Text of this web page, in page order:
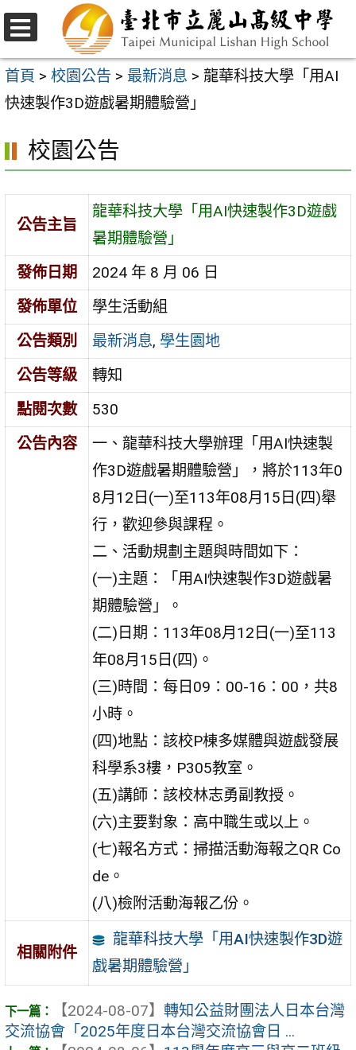
跳
至
主
要
容
區
選
單
首頁 > 校園公告 > 最新消息 > 龍華科技大學「用AI
快速製作3D遊戲暑期體驗營」
校園公告
公告主旨
龍華科技大學「用AI快速製作3D遊戲
暑期體驗營」
發佈日期
2024 年 8 月 06 日
發佈單位
學生活動組
公告類別
最新消息, 學生園地
公告等級
轉知
點閱次數
530
公告內容
一、龍華科技大學辦理「用AI快速製
作3D遊戲暑期體驗營」，將於113年0
8月12日(一)至113年08月15日(四)舉
行，歡迎參與課程。
二、活動規劃主題與時間如下：
(一)主題：「用AI快速製作3D遊戲暑
期體驗營」。
(二)日期：113年08月12日(一)至113
年08月15日(四)。
(三)時間：每日09：00-16：00，共8
小時。
(四)地點：該校P棟多媒體與遊戲發展
科學系3樓，P305教室。
(五)講師：該校林志勇副教授。
(六)主要對象：高中職生或以上。
(七)報名方式：掃描活動海報之QR Co
de。
(八)檢附活動海報乙份。
相關附件
龍華科技大學「用AI快速製作3D遊
戲暑期體驗營」
【2024-08-07】 轉知公益財團法人日本台灣
交流協會「2025年度日本台灣交流協會日 ...